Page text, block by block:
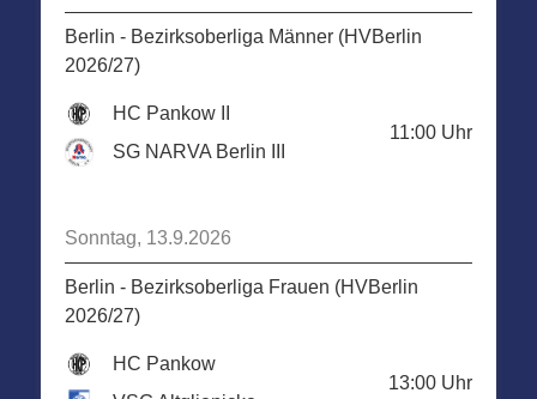
Berlin - Bezirksoberliga Männer (HVBerlin
2026/27)
HC Pankow II
SG NARVA Berlin III
11:00 Uhr
Sonntag, 13.9.2026
Berlin - Bezirksoberliga Frauen (HVBerlin
2026/27)
HC Pankow
13:00 Uhr